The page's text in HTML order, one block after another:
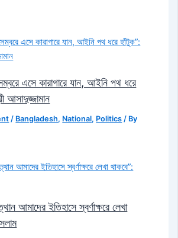
এসে কারাগারে যান, আইনি পথ ধরে
আসাদুজ্জামান
/ Bangladesh, National, Politics / By
আমাদের ইতিহাসে স্বর্ণাক্ষরে লেখা